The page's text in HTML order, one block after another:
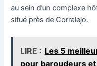
au sein d’un complexe
situé près de Corralejo.
LIRE : Les 5
pour baroudeurs